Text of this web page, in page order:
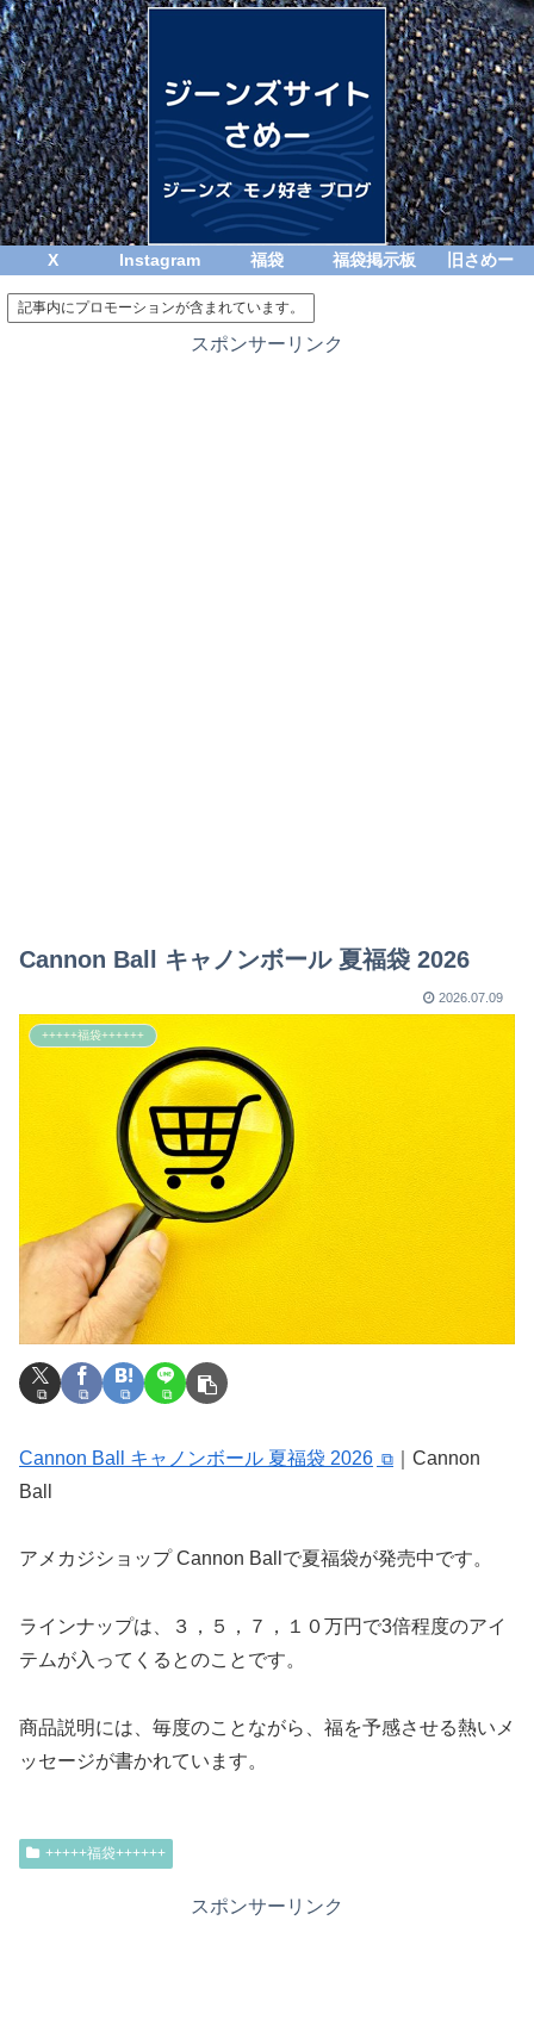
X Instagram 福袋 福袋掲示板 旧さめー
記事内にプロモーションが含まれています。
スポンサーリンク
Cannon Ball キャノンボール 夏福袋 2026
2026.07.09
+++++福袋++++++
Cannon Ball キャノンボール 夏福袋 2026
｜Cannon
Ball
アメカジショップ Cannon Ballで夏福袋が発売中です。
ラインナップは、３，５，７，１０万円で3倍程度のアイ
テムが入ってくるとのことです。
商品説明には、毎度のことながら、福を予感させる熱いメ
ッセージが書かれています。
+++++福袋++++++
スポンサーリンク